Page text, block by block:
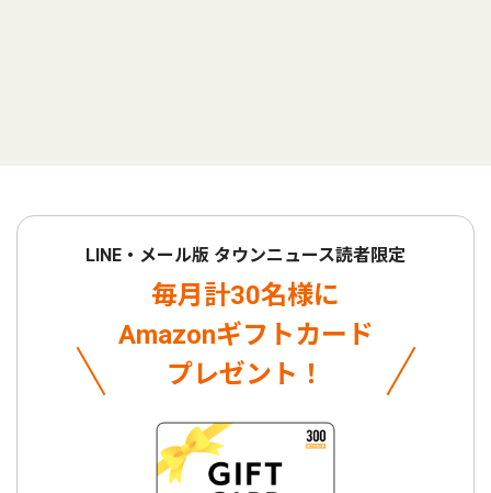
LINE・メール版 タウンニュース読者限定
毎月計30名様に
Amazonギフトカード
プレゼント！